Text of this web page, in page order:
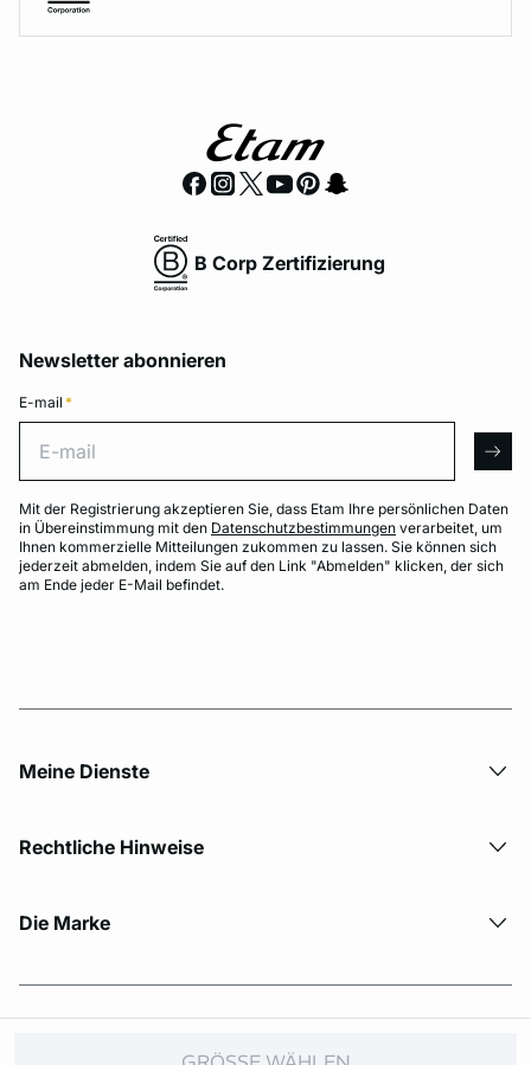
B Corp Zertifizierung
Newsletter abonnieren
E-mail *
Mit der Registrierung akzeptieren Sie, dass Etam Ihre persönlichen Daten
in Übereinstimmung mit den Datenschutzbestimmungen verarbeitet, um
Ihnen kommerzielle Mitteilungen zukommen zu lassen. Sie können sich
jederzeit abmelden, indem Sie auf den Link "Abmelden" klicken, der sich
am Ende jeder E-Mail befindet.
Meine Dienste
Rechtliche Hinweise
Die Marke